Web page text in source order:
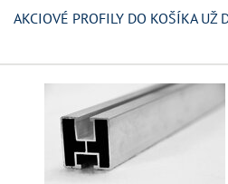
AKCIOVÉ PROFILY DO KOŠÍKA UŽ